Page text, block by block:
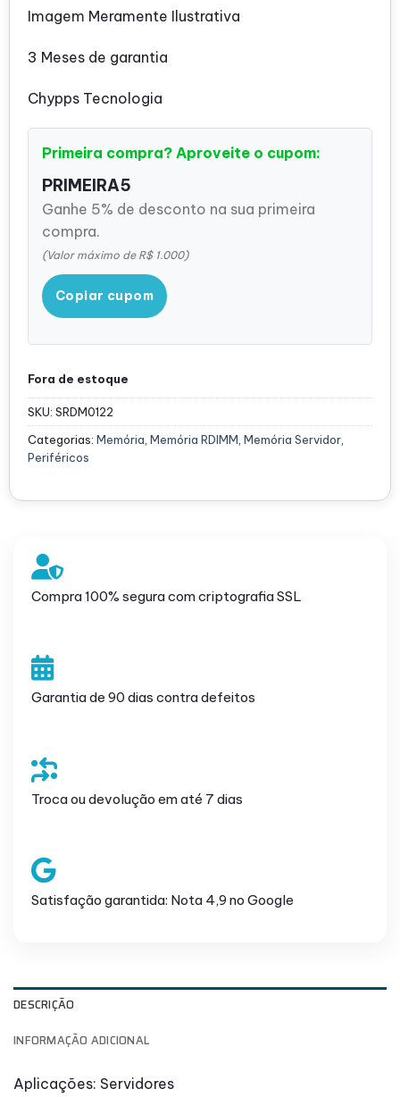
Imagem Meramente Ilustrativa
3 Meses de garantia
Chypps Tecnologia
Primeira compra? Aproveite o cupom:
PRIMEIRA5
Ganhe 5% de desconto na sua primeira
compra.
(Valor máximo de R$ 1.000)
Copiar cupom
Fora de estoque
SKU: SRDM0122
Categorias: Memória, Memória RDIMM, Memória Servidor,
Periféricos
Compra 100% segura com criptografia SSL
Garantia de 90 dias contra defeitos
Troca ou devolução em até 7 dias
Satisfação garantida: Nota 4,9 no Google
DESCRIÇÃO
INFORMAÇÃO ADICIONAL
Aplicações: Servidores